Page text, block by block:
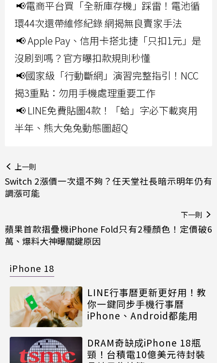
📢電商平台買「全新庫存機」踩雷！電池循
環44次還帶維修紀錄 網揭無良賣家手法
📢 Apple Pay、信用卡搭北捷「只扣1元」是
沒刷到嗎？官方曝扣款規則秒懂
📢國家級「行動斷網」演習完整指引！NCC
揭3重點：勿用手機處理重要工作
📢 LINE免費貼圖4款！「蛤」字必下載爽用
半年、熊大兔兔動態圖超Q
上一則
Switch 2漲價一次還不夠？任天堂社長暗示明年仍有
調漲可能
下一則
蘋果首款摺疊機iPhone Fold只有2種顏色！定價破6
萬、爆料大神曝關鍵原因
iPhone 18
LINE行事曆更新更好用！教
你一鍵同步手機行事曆
iPhone、Android都能用
DRAM奇缺成iPhone 18瓶
頸！台積電10億美元待封裝